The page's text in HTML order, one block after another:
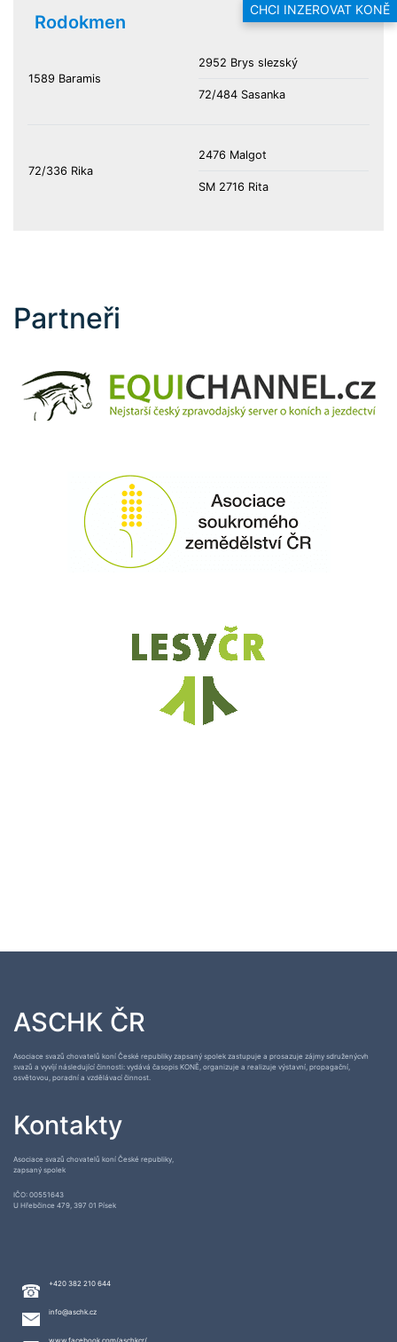
CHCI INZEROVAT KONĚ
Rodokmen
1589 Baramis
2952 Brys slezský
72/484 Sasanka
72/336 Rika
2476 Malgot
SM 2716 Rita
Partneři
ASCHK ČR
Asociace svazů chovatelů koní České republiky zapsaný spolek zastupuje a prosazuje zájmy sdruženýcvh
svazů a vyvíjí následující činnosti: vydává časopis KONĚ, organizuje a realizuje výstavní, propagační,
osvětovou, poradní a vzdělávací činnost.
Kontakty
Asociace svazů chovatelů koní České republiky,
zapsaný spolek
IČO: 00551643
U Hřebčince 479, 397 01 Písek
+420 382 210 644
info@aschk.cz
www.facebook.com/aschkcr/